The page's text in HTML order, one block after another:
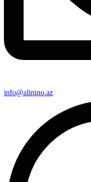
info@alinino.az